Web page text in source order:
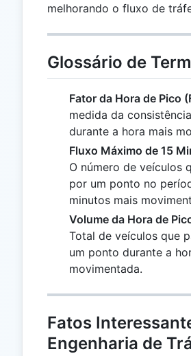
melhorando o fluxo de
Glossário de
Fator da Hora de Pico
medida da
durante a hora mais
Fluxo Máximo de 15
O número de veículos
por um ponto no
minutos mais
Volume da Hora de
Total de veículos que
um ponto durante a
movimentada.
Fatos
Engenharia de